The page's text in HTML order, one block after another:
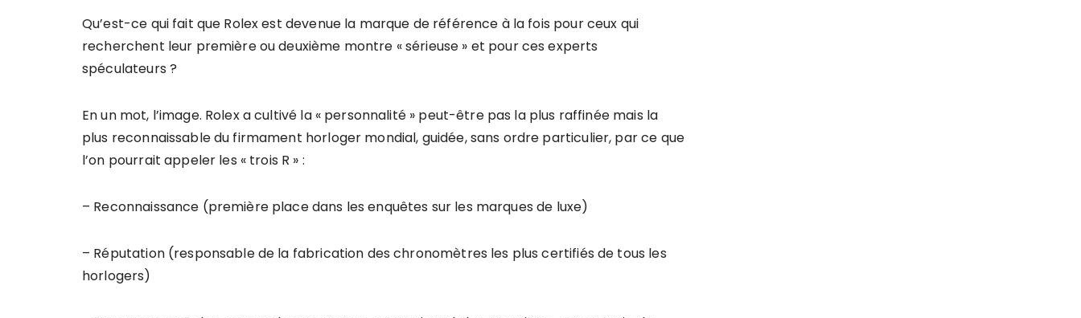
Qu’est-ce qui fait que Rolex est devenue la marque de référence à la fois pour ceux qui
recherchent leur première ou deuxième montre « sérieuse » et pour ces experts
spéculateurs ?
En un mot, l’image. Rolex a cultivé la « personnalité » peut-être pas la plus raffinée mais la
plus reconnaissable du firmament horloger mondial, guidée, sans ordre particulier, par ce que
l’on pourrait appeler les « trois R » :
– Reconnaissance (première place dans les enquêtes sur les marques de luxe)
– Réputation (responsable de la fabrication des chronomètres les plus certifiés de tous les
horlogers)